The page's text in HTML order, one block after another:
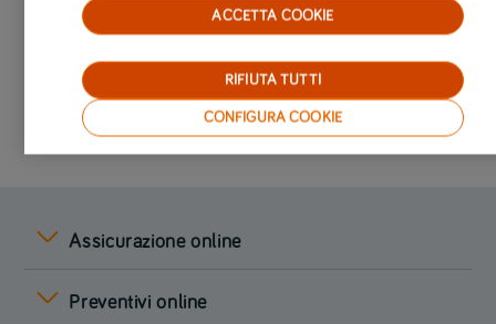
Condividi articolo
Assicurazione online
Preventivi online
CONFIGURA COOKIE
RIFIUTA TUTTI
ACCETTA COOKIE